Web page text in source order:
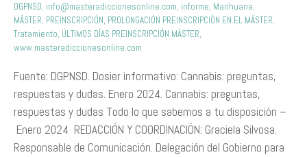
DGPNSD, info@masteradiccionesonline.com, informe, Marihuana,
MÁSTER, PREINSCRIPCIÓN, PROLONGACIÓN PREINSCRIPCIÓN EN EL MÁSTER,
Tratamiento, ÚLTIMOS DÍAS PREINSCRIPCIÓN MÁSTER,
www.masteradiccionesonline.com
Fuente: DGPNSD. Dosier informativo: Cannabis: preguntas,
respuestas y dudas. Enero 2024. Cannabis: preguntas,
respuestas y dudas Todo lo que sabemos a tu disposición –
Enero 2024 REDACCIÓN Y COORDINACIÓN: Graciela Silvosa.
Responsable de Comunicación. Delegación del Gobierno para